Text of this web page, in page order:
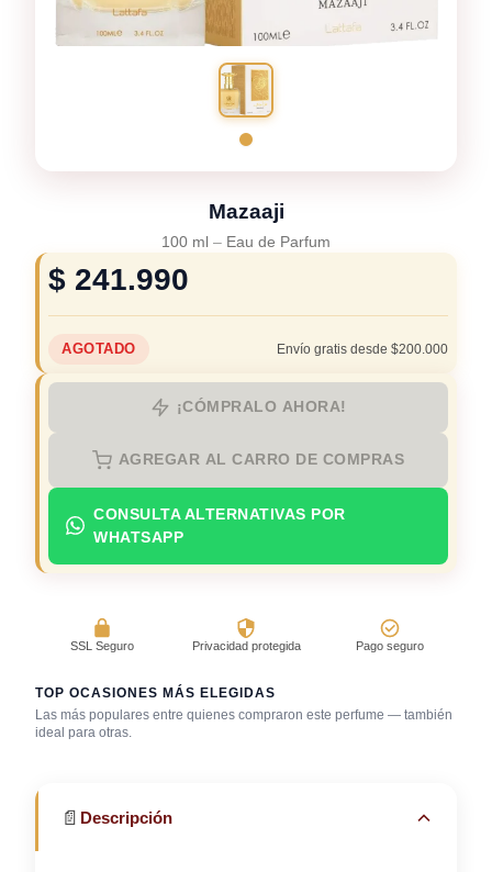
Mazaaji
100 ml – Eau de Parfum
$ 241.990
AGOTADO Envío gratis desde $200.000
¡CÓMPRALO AHORA!
AGREGAR AL CARRO DE COMPRAS
CONSULTA ALTERNATIVAS POR
WHATSAPP
SSL Seguro Privacidad protegida Pago seguro
TOP OCASIONES MÁS ELEGIDAS
Las más populares entre quienes compraron este perfume — también
ideal para otras.
Boda (invitado)
Salida casual de
📄 Descripción